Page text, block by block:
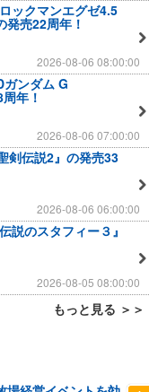
ックマンエグゼ4.5
発売22周年！
2026-08-06 08:00:00
ガンダム G
年！
2026-08-06 07:00:00
剣伝説2』の発売33
2026-08-06 06:00:00
説のスタフィー３』
2026-08-05 08:00:00
もっと見る ＞＞